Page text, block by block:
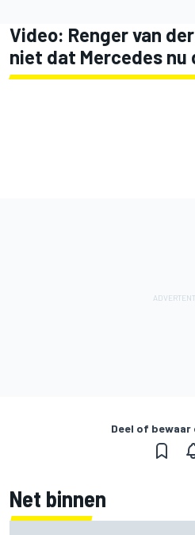
Video: Renger van
niet dat Mercedes nu
Deel of
Net binnen